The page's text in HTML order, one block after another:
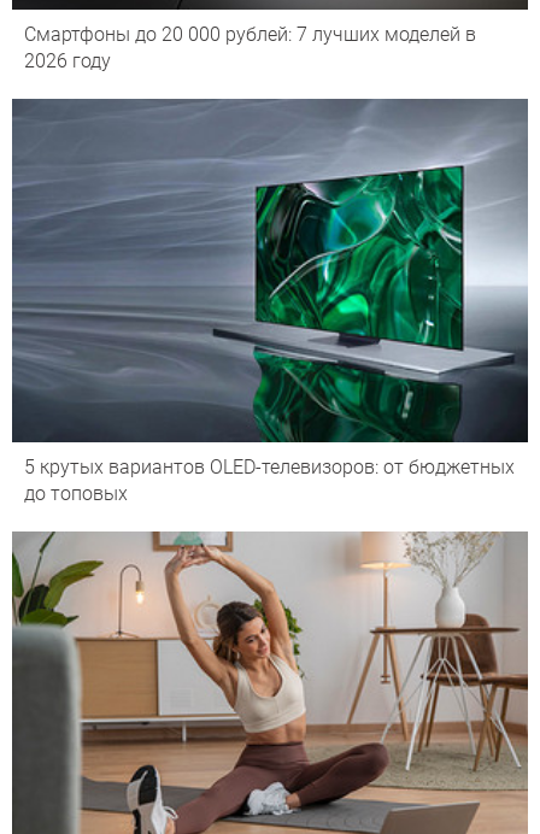
Смартфоны до 20 000 рублей: 7 лучших моделей в
2026 году
5 крутых вариантов OLED-телевизоров: от бюджетных
до топовых